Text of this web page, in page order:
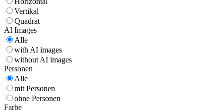
Vertikal
Quadrat
AI Images
Alle
with AI images
without AI images
Personen
Alle
mit Personen
ohne Personen
Farbe